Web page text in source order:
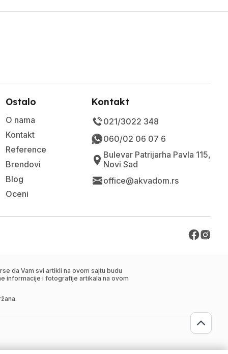
Ostalo
O nama
Kontakt
Reference
Brendovi
Blog
Oceni
Kontakt
021/3022 348
060/02 06 07 6
Bulevar Patrijarha Pavla 115,
Novi Sad
office@akvadom.rs
da Vam svi artikli na ovom sajtu budu
informacije i fotografije artikala na ovom